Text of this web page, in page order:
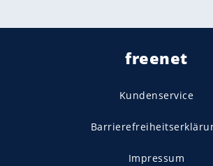
freenet
Kundenservice
Impressum